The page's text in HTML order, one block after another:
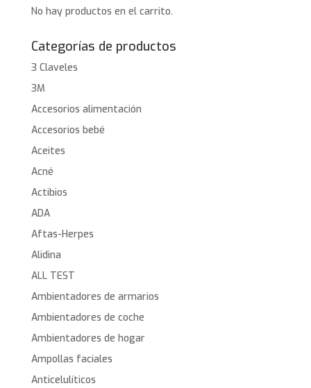
No hay productos en el carrito.
Categorías de productos
3 Claveles
3M
Accesorios alimentación
Accesorios bebé
Aceites
Acné
Actibios
ADA
Aftas-Herpes
Alidina
ALL TEST
Ambientadores de armarios
Ambientadores de coche
Ambientadores de hogar
Ampollas faciales
Anticelulíticos